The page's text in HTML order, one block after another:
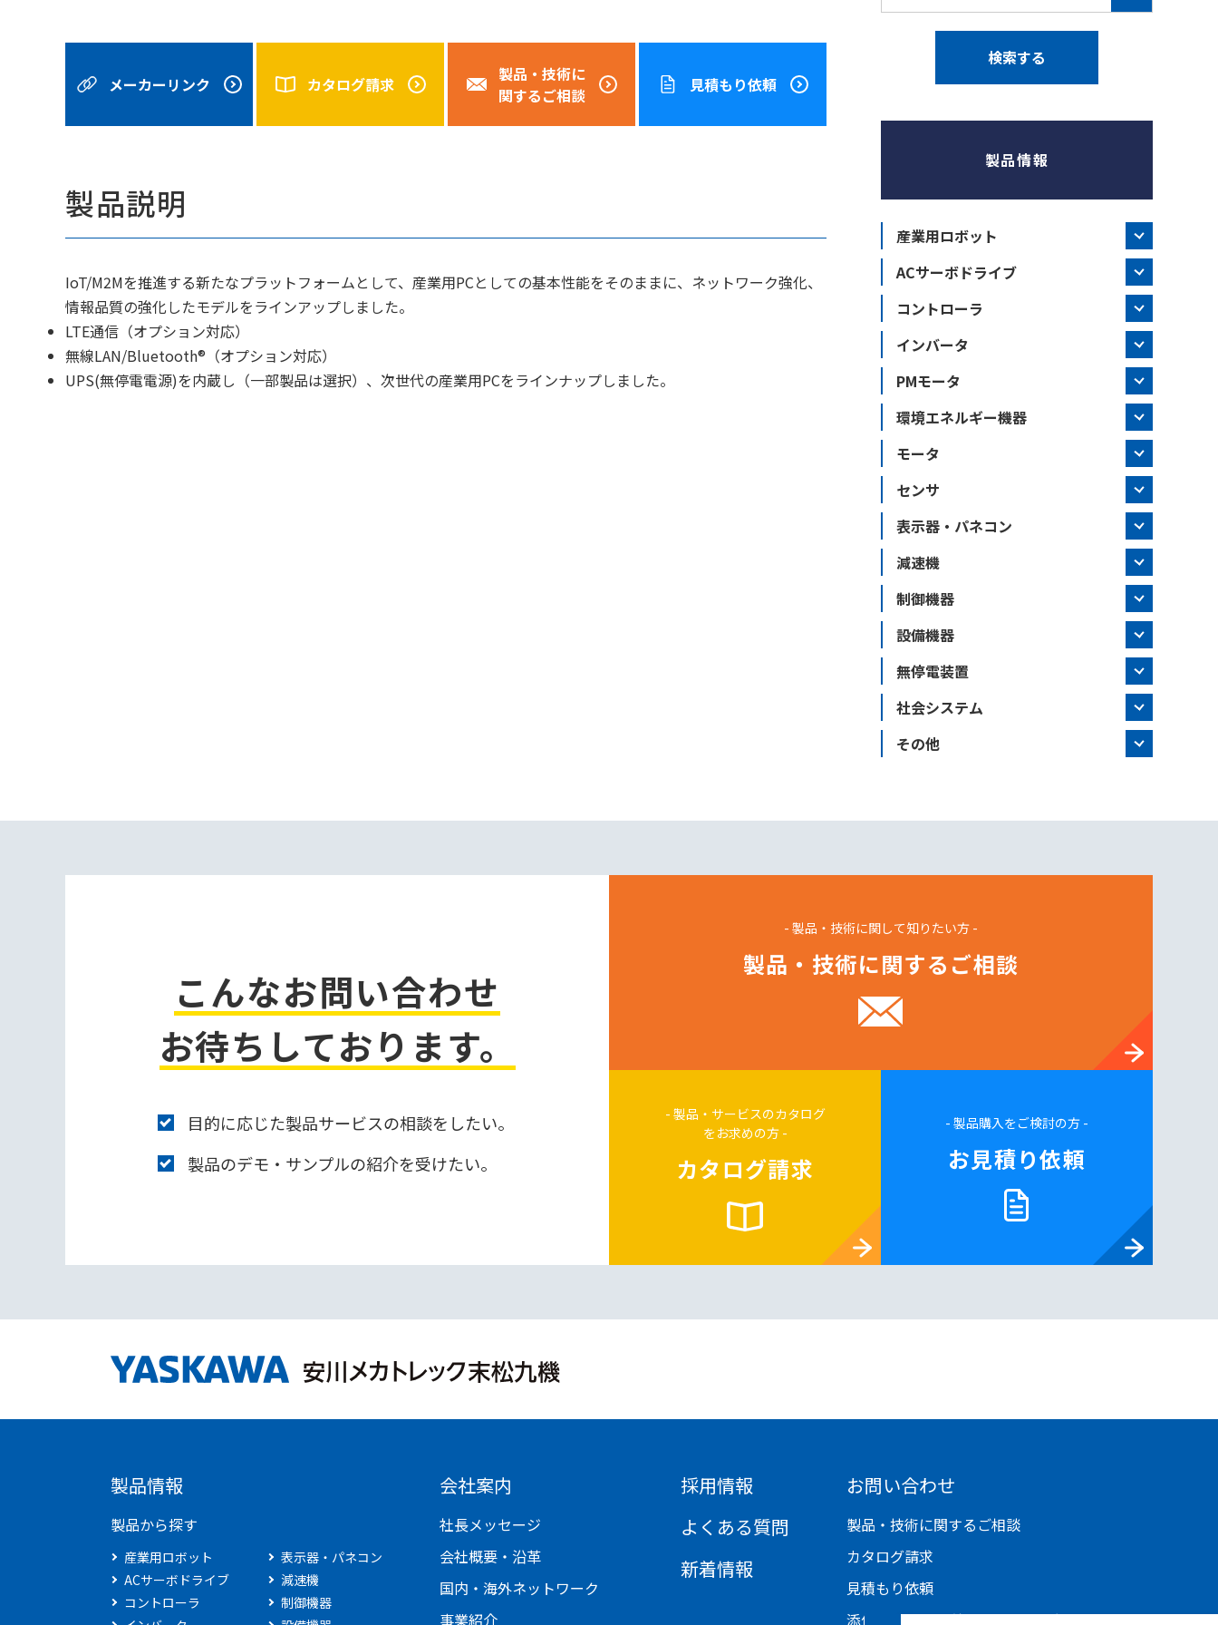
メーカーリンク カタログ請求
製品・技術に
関するご相談
見積もり依頼
製品説明
IoT/M2Mを推進する新たなプラットフォームとして、産業用PCとしての基本性能をそのままに、ネットワーク強化、
情報品質の強化したモデルをラインアップしました。
LTE通信（オプション対応）
無線LAN/Bluetooth®（オプション対応）
UPS(無停電電源)を内蔵し（一部製品は選択）、次世代の産業用PCをラインナップしました。
製品情報
産業用ロボット
ACサーボドライブ
コントローラ
インバータ
PMモータ
環境エネルギー機器
モータ
センサ
表示器・パネコン
減速機
制御機器
設備機器
無停電装置
社会システム
その他
こんなお問い合わせ
お待ちしております。
目的に応じた製品サービスの相談をしたい。
製品のデモ・サンプルの紹介を受けたい。
- 製品・技術に関して知りたい方 -
製品・技術に関するご相談
- 製品・サービスのカタログ
をお求めの方 -
カタログ請求
- 製品購入をご検討の方 -
お見積り依頼
製品情報
製品から探す
産業用ロボット
ACサーボドライブ
コントローラ
表示器・パネコン
減速機
制御機器
会社案内
社長メッセージ
会社概要・沿革
国内・海外ネットワーク
事業紹介
採用情報
よくある質問
新着情報
お問い合わせ
製品・技術に関するご相談
カタログ請求
見積もり依頼
添付ファイルを利用したお問い合わせ